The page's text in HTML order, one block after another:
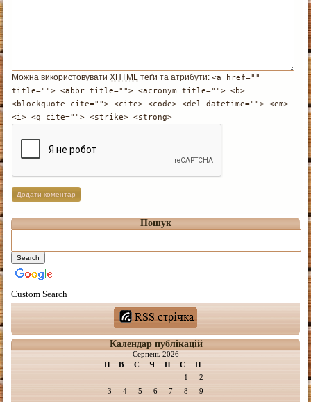
Можна використовуватиXHTML теґи та атрибути:<a href=""
title=""> <abbr title=""> <acronym title=""> <b>
<blockquote cite=""> <cite> <code> <del datetime=""> <em>
<i> <q cite=""> <strike> <strong>
Пошук
Custom Search
Календар публікацій
Серпень 2026
П
В С Ч П С Н
1
2
3
4 5 6 7 8
9